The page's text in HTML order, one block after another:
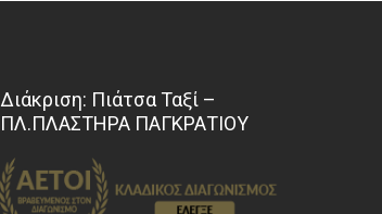
Διάκριση: Πιάτσα Ταξί –
ΠΛ.ΠΛΑΣΤΗΡΑ ΠΑΓΚΡΑΤΙΟΥ